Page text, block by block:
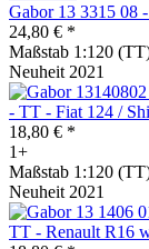
Gabor 13 3315 08
24,80 € *
Maßstab 1:120
Neuheit 2021
- TT - Fiat 124 /
18,80 € *
1+
Maßstab 1:120
Neuheit 2021
TT - Renault R16